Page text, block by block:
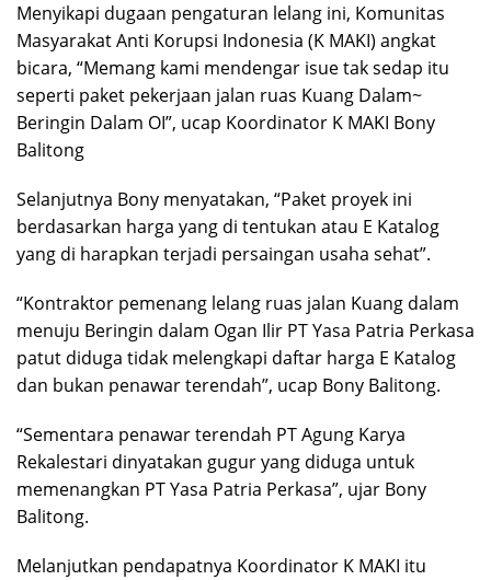
Menyikapi dugaan pengaturan lelang ini, Komunitas
Masyarakat Anti Korupsi Indonesia (K MAKI) angkat
bicara, “Memang kami mendengar isue tak sedap itu
seperti paket pekerjaan jalan ruas Kuang Dalam~
Beringin Dalam OI”, ucap Koordinator K MAKI Bony
Balitong
Selanjutnya Bony menyatakan, “Paket proyek ini
berdasarkan harga yang di tentukan atau E Katalog
yang di harapkan terjadi persaingan usaha sehat”.
“Kontraktor pemenang lelang ruas jalan Kuang dalam
menuju Beringin dalam Ogan Ilir PT Yasa Patria Perkasa
patut diduga tidak melengkapi daftar harga E Katalog
dan bukan penawar terendah”, ucap Bony Balitong.
“Sementara penawar terendah PT Agung Karya
Rekalestari dinyatakan gugur yang diduga untuk
memenangkan PT Yasa Patria Perkasa”, ujar Bony
Balitong.
Melanjutkan pendapatnya Koordinator K MAKI itu